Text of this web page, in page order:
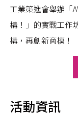
工業策進會舉辦「
構！」的實戰工作
構，再創新商模！
活動資訊